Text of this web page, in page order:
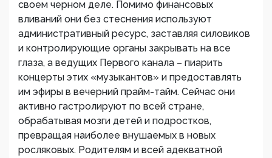
своем черном деле. Помимо финансовых
вливаний они без стеснения используют
административный ресурс, заставляя силовиков
и контролирующие органы закрывать на все
глаза, а ведущих Первого канала – пиарить
концерты этих «музыкантов» и предоставлять
им эфиры в вечерний прайм-тайм. Сейчас они
активно гастролируют по всей стране,
обрабатывая мозги детей и подростков,
превращая наиболее внушаемых в новых
росляковых. Родителям и всей адекватной